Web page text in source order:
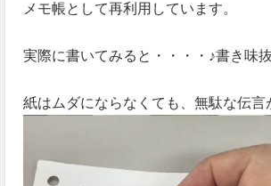
メモ帳として再利用しています。
実際に書いてみると・・・・♪書き味抜
紙はムダにならなくても、無駄な伝言